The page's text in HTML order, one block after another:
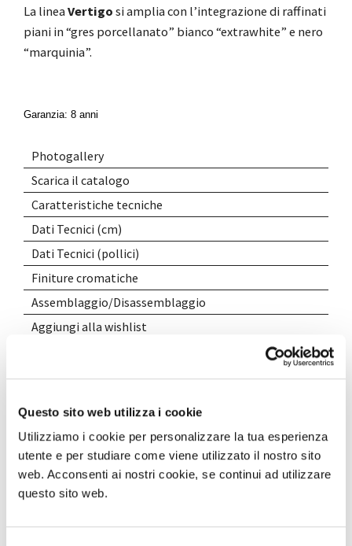
Questo sito web utilizza i cookie
Utilizziamo i cookie per personalizzare la tua esperienza
utente e per studiare come viene utilizzato il nostro sito
web. Acconsenti ai nostri cookie, se continui ad utilizzare
questo sito web.
La lineaVertigo si amplia con l’integrazione di raffinati
piani in “gres porcellanato” bianco “extrawhite” e nero
“marquinia”.
Garanzia: 8 anni
Photogallery
Scarica il catalogo
Caratteristiche tecniche
Dati Tecnici (cm)
Dati Tecnici (pollici)
Finiture cromatiche
Assemblaggio/Disassemblaggio
Aggiungi alla wishlist